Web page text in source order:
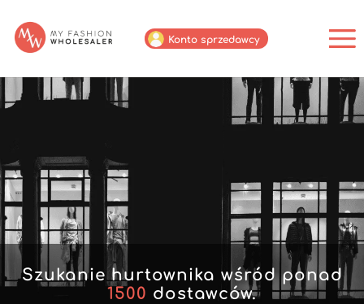
Konto sprzedawcy
Szukanie hurtownika wśród ponad
1500 dostawców.